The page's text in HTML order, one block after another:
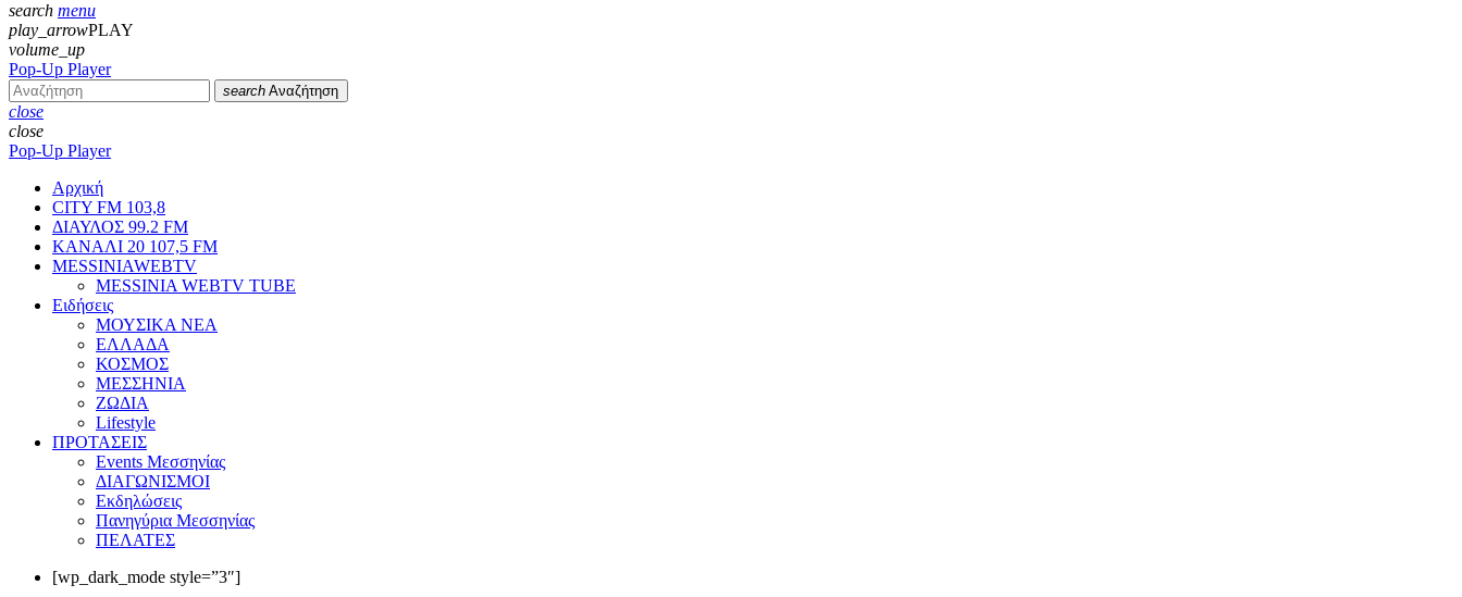
search menu
play_arrowPLAY
volume_up
Pop-Up Player
search Αναζήτηση
close
close
Pop-Up Player
Αρχική
CITY FM 103,8
ΔΙΑΥΛΟΣ 99.2 FM
ΚΑΝΑΛΙ 20 107,5 FM
MESSINIAWEBTV
MESSINIA WEBTV TUBE
Eιδήσεις
ΜΟΥΣΙΚΑ ΝΕΑ
ΕΛΛΑΔΑ
ΚΟΣΜΟΣ
ΜΕΣΣΗΝΙΑ
ΖΩΔΙΑ
Lifestyle
ΠΡΟΤΑΣΕΙΣ
Events Μεσσηνίας
ΔΙΑΓΩΝΙΣΜΟΙ
Εκδηλώσεις
Πανηγύρια Μεσσηνίας
ΠΕΛΑΤΕΣ
[wp_dark_mode style=”3″]